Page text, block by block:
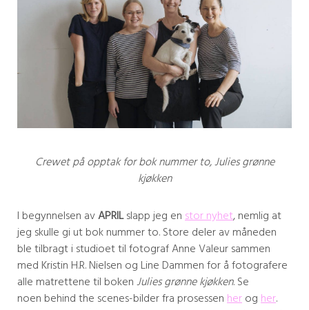
Crewet på opptak for bok nummer to, Julies grønne
kjøkken
I begynnelsen avAPRILslapp jeg enstor nyhet, nemlig at
jeg skulle gi ut bok nummer to. Store deler av måneden
ble tilbragt i studioet til fotograf Anne Valeur sammen
med Kristin H.R. Nielsen og Line Dammen for å fotografere
alle matrettene til bokenJulies grønne kjøkken. Se
noen behind the scenes-bilder fra prosessenherogher.